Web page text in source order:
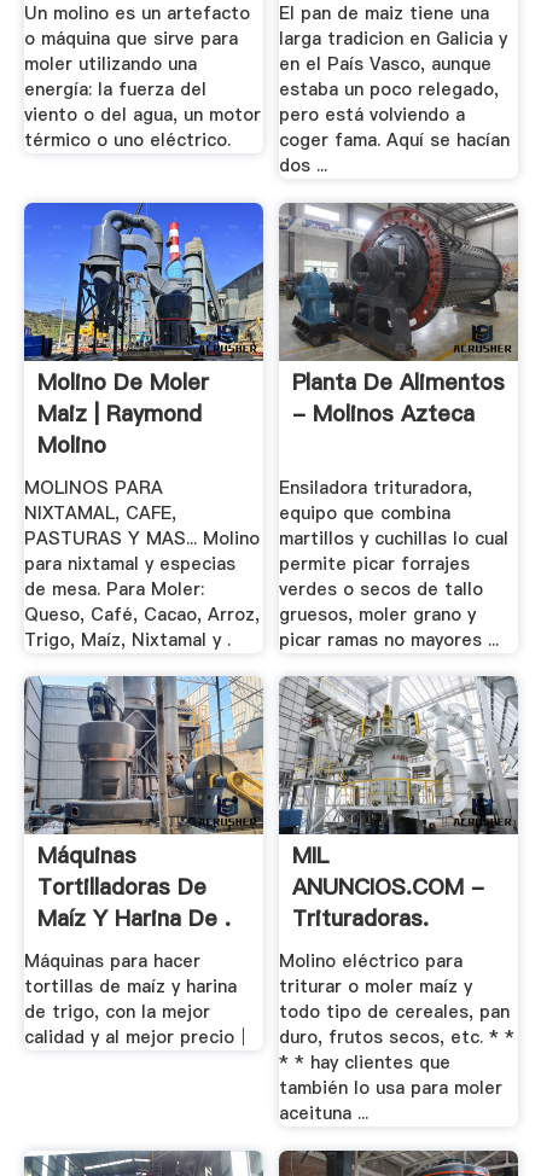
Un molino es un artefacto
o máquina que sirve para
moler utilizando una
energía: la fuerza del
viento o del agua, un motor
térmico o uno eléctrico.
El pan de maiz tiene una
larga tradicion en Galicia y
en el País Vasco, aunque
estaba un poco relegado,
pero está volviendo a
coger fama. Aquí se hacían
dos ...
Molino De Moler
Maiz | Raymond
Molino
MOLINOS PARA
NIXTAMAL, CAFE,
PASTURAS Y MAS... Molino
para nixtamal y especias
de mesa. Para Moler:
Queso, Café, Cacao, Arroz,
Trigo, Maíz, Nixtamal y .
Planta De Alimentos
- Molinos Azteca
Ensiladora trituradora,
equipo que combina
martillos y cuchillas lo cual
permite picar forrajes
verdes o secos de tallo
gruesos, moler grano y
picar ramas no mayores ...
Máquinas
Tortilladoras De
Maíz Y Harina De .
Máquinas para hacer
tortillas de maíz y harina
de trigo, con la mejor
calidad y al mejor precio│
MIL
ANUNCIOS.COM -
Trituradoras.
Maquinaria .
Molino eléctrico para
triturar o moler maíz y
todo tipo de cereales, pan
duro, frutos secos, etc. * *
* * hay clientes que
también lo usa para moler
aceituna ...